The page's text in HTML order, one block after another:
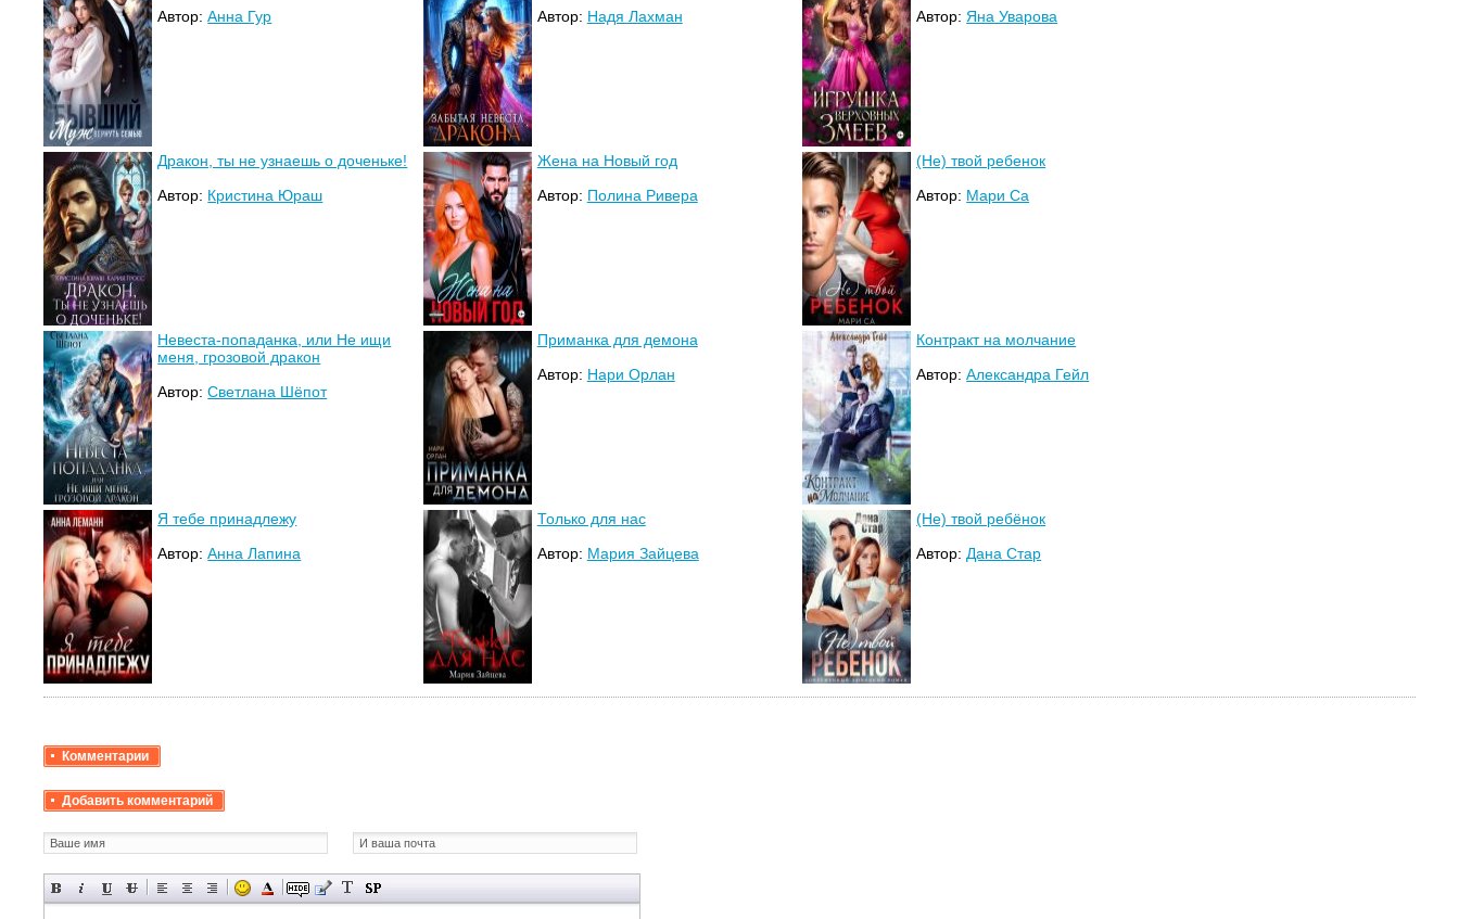
Автор:Анна Гур
Автор: Надя Лахман
Автор: Яна Уварова
Дракон, ты не узнаешь о доченьке!
Автор: Кристина Юраш
Жена на Новый год
Автор: Полина Ривера
(Не) твой ребенок
Автор: Мари Са
Невеста-попаданка, или Не ищи
меня, грозовой дракон
Автор:Светлана Шёпот
Приманка для демона
Автор: Нари Орлан
Контракт на молчание
Автор:Александра Гейл
Я тебе принадлежу
Автор:Анна Лапина
Только для нас
Автор: Мария Зайцева
(Не) твой ребёнок
Автор: Дана Стар
Комментарии
Добавить комментарий